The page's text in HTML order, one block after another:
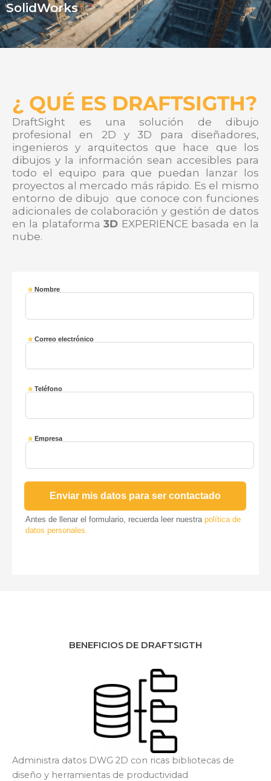
SolidWorks
¿ QUÉ ES DRAFTSIGTH?
DraftSight es una solución de dibujo
profesional en 2D y 3D para diseñadores,
ingenieros y arquitectos que hace que los
dibujos y la información sean accesibles para
todo el equipo para que puedan lanzar los
proyectos al mercado más rápido. Es el mismo
entorno de dibujo que conoce con funciones
adicionales de colaboración y gestión de datos
en la plataforma3D EXPERIENCE basada en la
nube.
BENEFICIOS DE DRAFTSIGTH
Administra datos DWG 2D con ricas bibliotecas de
diseño y herramientas de productividad